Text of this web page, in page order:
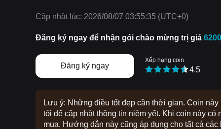
Cập nhật lúc: 2026/08/07 03:55:35 (UTC+0)
Đăng ký ngay để nhận gói chào mừng trị giá
Đăng ký ngay
Xếp hạng coin
4.5
Lưu ý: Những điều tốt đẹp cần thời gian. Coin
tôi để cập nhật thông tin niêm yết. Khi coin này
mua. Hướng dẫn này cũng áp dụng cho tất cả